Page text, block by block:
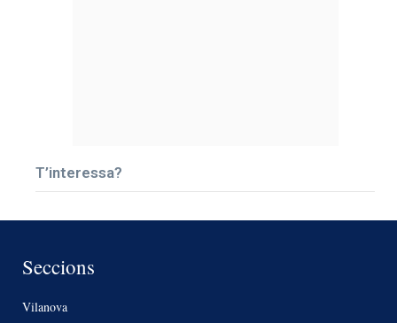
T’interessa?
Seccions
Vilanova